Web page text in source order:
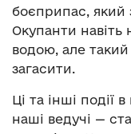
боєприпас, який
Окупанти
водою, але
загасити.
Ці та інші події
наші ведучі —